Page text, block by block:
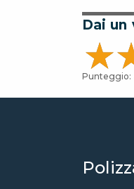
Dai un
Punteggio: